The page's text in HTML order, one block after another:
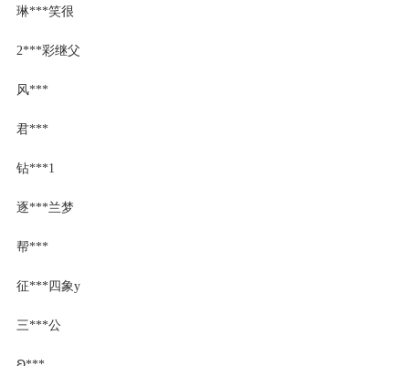
琳***笑很
2***彩继父
风***
君***
钻***1
逐***兰梦
帮***
征***四象y
三***公